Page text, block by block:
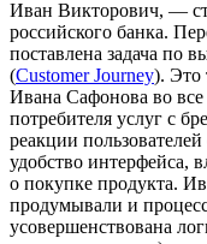
Иван Викторович, —
российского банка.
поставлена задача по
(Customer Journey). Это
Ивана Сафонова во
потребителя услуг с
реакции
удобство интерфейса,
о покупке продукта.
продумывали и
усовершенствована